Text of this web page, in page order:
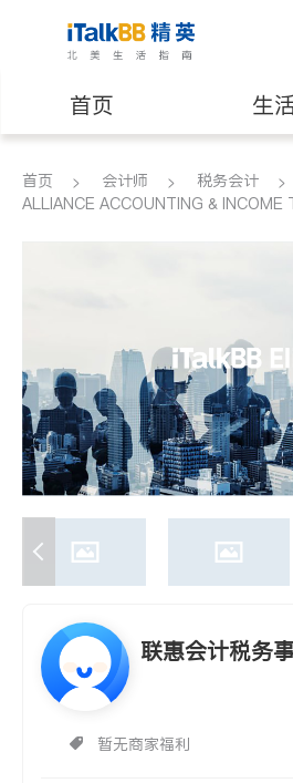
首页 生
医生 律师
养老 非盈利
首页 会计师 税务会计
ALLIANCE ACCOUNTING & INCOME
联惠会计税务
暂无商家福利